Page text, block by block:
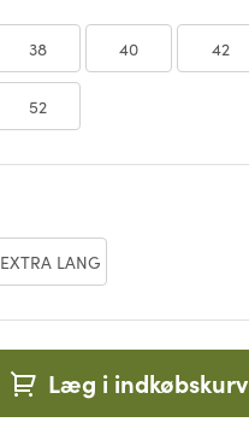
38 40 42
52
EXTRA LANG
Læg i indkøbskurv